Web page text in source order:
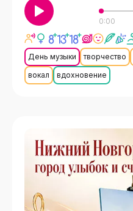
0:00
День музыки творчество
вокал
вдохновение